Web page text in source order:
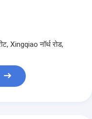
Xingqiao नॉर्थ रोड,